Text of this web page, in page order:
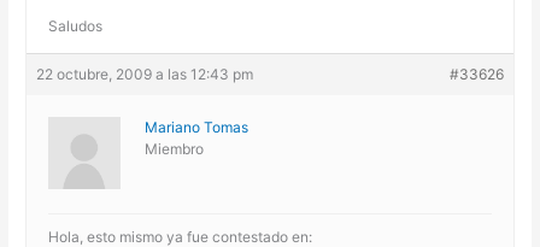
Saludos
22 octubre, 2009 a las 12:43 pm #33626
Mariano Tomas
Miembro
Hola, esto mismo ya fue contestado en: